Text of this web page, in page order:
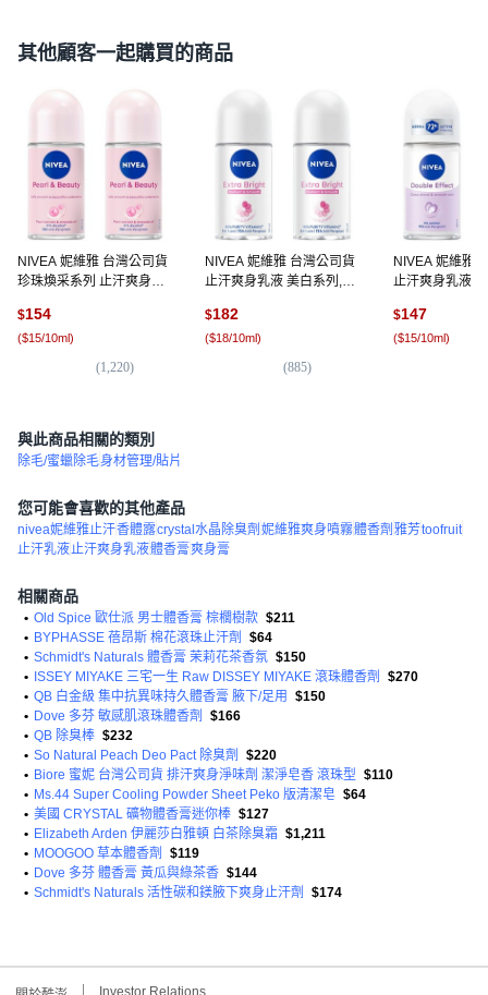
其他顧客一起購買的商品
NIVEA 妮維雅 台灣公司貨
珍珠煥采系列 止汗爽身乳
$154
($15/10ml)
(1,220)
NIVEA 妮維雅 台灣公司貨
止汗爽身乳液 美白系列,
$182
($18/10ml)
(885)
NIVEA 妮維雅
止汗爽身乳液
$147
($15/10ml)
與此商品相關的類別
除毛/蜜蠟除毛身材管理/貼片
您可能會喜歡的其他產品
nivea妮維雅止汗香體露crystal水晶除臭劑 妮維雅爽身噴霧體香劑 雅芳toofruit
止汗乳液止汗爽身乳液體香膏爽身膏
相關商品
• Old Spice 歐仕派 男士體香膏 棕櫚樹款 $211
• BYPHASSE 蓓昂斯 棉花滾珠止汗劑
$64
• Schmidt's Naturals 體香膏 茉莉花茶香氛 $150
• ISSEY MIYAKE 三宅一生 Raw DISSEY MIYAKE 滾珠體香劑
$270
• QB 白金級 集中抗異味持久體香膏 腋下/足用
$150
• Dove 多芬 敏感肌滾珠體香劑
$166
• QB 除臭棒 $232
• So Natural Peach Deo Pact 除臭劑
$220
• Biore 蜜妮 台灣公司貨 排汗爽身淨味劑 潔淨皂香 滾珠型 $110
• Ms.44 Super Cooling Powder Sheet Peko 版清潔皂 $64
• 美國 CRYSTAL 礦物體香膏迷你棒 $127
• Elizabeth Arden 伊麗莎白雅頓 白茶除臭霜 $1,211
• MOOGOO 草本體香劑
$119
• Dove 多芬 體香膏 黃瓜與綠茶香 $144
• Schmidt's Naturals 活性碳和鎂腋下爽身止汗劑 $174
Investor Relations